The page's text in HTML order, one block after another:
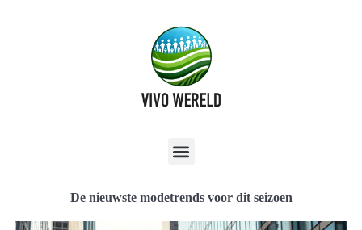
De nieuwste modetrends voor dit seizoen